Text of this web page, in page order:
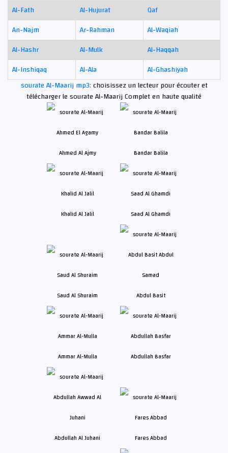
Al-Fath
Al-Hujurat
Qaf
An-Najm
Ar-Rahman
Al-Waqiah
Al-Hashr
Al-Mulk
Al-Haqqah
Al-Inshiqaq
Al-Ala
Al-Ghashiyah
sourate Al-Maarij mp3:choisissez un lecteur pour écouter et
télécharger le sourate Al-Maarij Complet en haute qualité
Ahmed Al Ajmy Bandar Balila
Khalid Al Jalil Saad Al Ghamdi
Saud Al Shuraim Abdul Basit
Ammar Al-Mulla Abdullah Basfar
Abdullah Al Juhani Fares Abbad